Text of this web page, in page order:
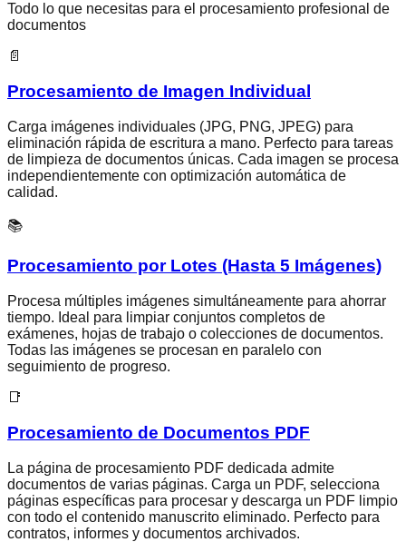
Todo lo que necesitas para el procesamiento profesional de
documentos
📄
Procesamiento de Imagen Individual
Carga imágenes individuales (JPG, PNG, JPEG) para
eliminación rápida de escritura a mano. Perfecto para tareas
de limpieza de documentos únicas. Cada imagen se procesa
independientemente con optimización automática de
calidad.
📚
Procesamiento por Lotes (Hasta 5 Imágenes)
Procesa múltiples imágenes simultáneamente para ahorrar
tiempo. Ideal para limpiar conjuntos completos de
exámenes, hojas de trabajo o colecciones de documentos.
Todas las imágenes se procesan en paralelo con
seguimiento de progreso.
📑
Procesamiento de Documentos PDF
La página de procesamiento PDF dedicada admite
documentos de varias páginas. Carga un PDF, selecciona
páginas específicas para procesar y descarga un PDF limpio
con todo el contenido manuscrito eliminado. Perfecto para
contratos, informes y documentos archivados.